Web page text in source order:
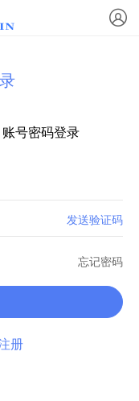
账号密码登录
发送验证码
忘记密码
册